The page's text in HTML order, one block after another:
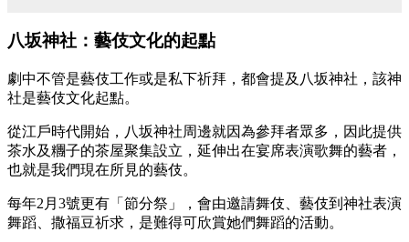
八坂神社：藝伎文化的起點
劇中不管是藝伎工作或是私下祈拜，都會提及八坂神社，該神
社是藝伎文化起點。
從江戶時代開始，八坂神社周邊就因為參拜者眾多，因此提供
茶水及糰子的茶屋聚集設立，延伸出在宴席表演歌舞的藝者，
也就是我們現在所見的藝伎。
每年2月3號更有「節分祭」，會由邀請舞伎、藝伎到神社表演
舞蹈、撒福豆祈求，是難得可欣賞她們舞蹈的活動。